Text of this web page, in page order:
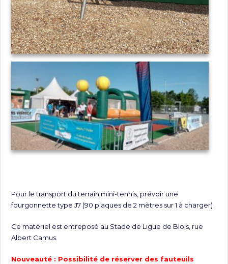
Pour le transport du terrain mini-tennis, prévoir une
fourgonnette type J7 (90 plaques de 2 mètres sur 1 à charger)
Ce matériel est entreposé au Stade de Ligue de Blois, rue
Albert Camus.
Nouveauté : Possibilité de réserver des fauteuils